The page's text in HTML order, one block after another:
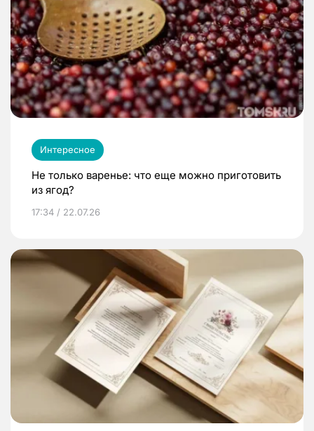
Интересное
Не только варенье: что еще можно приготовить
из ягод?
17:34 / 22.07.26